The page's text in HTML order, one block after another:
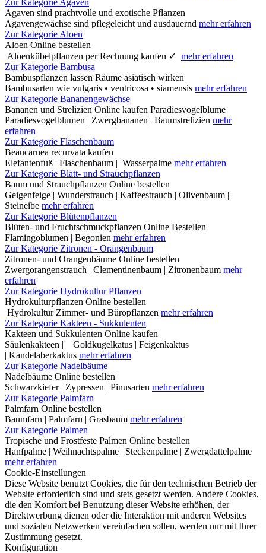
Zur Kategorie Agaven
Agaven sind prachtvolle und exotische Pflanzen
Agavengewächse sind pflegeleicht und ausdauernd mehr erfahren
Zur Kategorie Aloen
Aloen Online bestellen
Aloenkübelpflanzen per Rechnung kaufen ✓ mehr erfahren
Zur Kategorie Bambusa
Bambuspflanzen lassen Räume asiatisch wirken
Bambusarten wie vulgaris • ventricosa • siamensis mehr erfahren
Zur Kategorie Bananengewächse
Bananen und Strelizien Online kaufen Paradiesvogelblume
Paradiesvogelblumen | Zwergbananen | Baumstrelizien mehr
erfahren
Zur Kategorie Flaschenbaum
Beaucarnea recurvata kaufen
Elefantenfuß | Flaschenbaum | Wasserpalme mehr erfahren
Zur Kategorie Blatt- und Strauchpflanzen
Baum und Strauchpflanzen Online bestellen
Geigenfeige | Wunderstrauch | Kaffeestrauch | Olivenbaum |
Steineibe mehr erfahren
Zur Kategorie Blütenpflanzen
Blüten- und Fruchtschmuckpflanzen Online Bestellen
Flamingoblumen | Begonien mehr erfahren
Zur Kategorie Zitronen - Orangenbaum
Zitronen- und Orangenbäume Online bestellen
Zwergorangenstrauch | Clementinenbaum | Zitronenbaum mehr
erfahren
Zur Kategorie Hydrokultur Pflanzen
Hydrokulturpflanzen Online bestellen
Hydrokultur Zimmer- und Büropflanzen mehr erfahren
Zur Kategorie Kakteen - Sukkulenten
Kakteen und Sukkulenten Online kaufen
Säulenkakteen | Goldkugelkatus | Feigenkaktus
| Kandelaberkaktus mehr erfahren
Zur Kategorie Nadelbäume
Nadelbäume Online bestellen
Schwarzkiefer | Zypressen | Pinusarten mehr erfahren
Zur Kategorie Palmfarn
Palmfarn Online bestellen
Baumfarn | Palmfarn | Grasbaum mehr erfahren
Zur Kategorie Palmen
Tropische und Frostfeste Palmen Online bestellen
Hanfpalme | Weihnachtspalme | Steckenpalme | Zwergdattelpalme
mehr erfahren
Cookie-Einstellungen
Diese Website benutzt Cookies, die für den technischen Betrieb der
Website erforderlich sind und stets gesetzt werden. Andere Cookies,
die den Komfort bei Benutzung dieser Website erhöhen, der
Direktwerbung dienen oder die Interaktion mit anderen Websites
und sozialen Netzwerken vereinfachen sollen, werden nur mit Ihrer
Zustimmung gesetzt.
Konfiguration